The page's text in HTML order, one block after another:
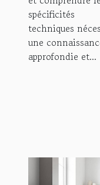
spécificités
techniques
une
approfondie et...